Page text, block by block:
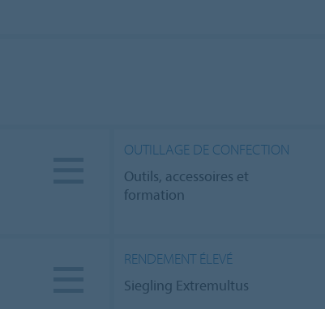
OUTILLAGE DE CONFECTION
Outils, accessoires et
formation
RENDEMENT ÉLEVÉ
Siegling Extremultus